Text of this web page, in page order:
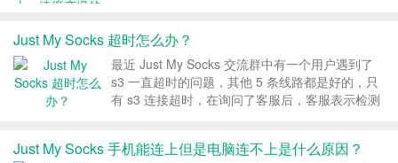
关于昨天...
Just My Socks 超时怎么办？
最近 Just My Socks 交流群中有一个用户遇到了
s3 一直超时的问题，其他 5 条线路都是好的，只
有 s3 连接超时，在询问了客服后，客服表示检测
群里的一个 JMS 老手解决了...
Just My Socks 手机能连上但是电脑连不上是什么原因？